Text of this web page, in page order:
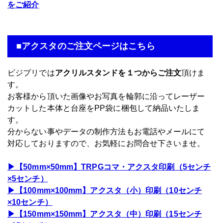
をご紹介
■アクスタのご注文ページはこちら
ビジプリではアクリルスタンドを１つからご注文頂けま
す。
お客様から頂いた画像やお写真を輪郭に沿ってレーザー
カットした本体と台座をPP袋に梱包して納品いたしま
す。
分からない事やデータの制作方法もお電話やメールにて
対応しておりますので、お気軽にお問合せ下さいませ。
▶【50mm×50mm】TRPGコマ・アクスタ印刷（5センチ
×5センチ）
▶【100mm×100mm】アクスタ（小）印刷（10センチ
×10センチ）
▶【150mm×150mm】アクスタ（中）印刷（15センチ